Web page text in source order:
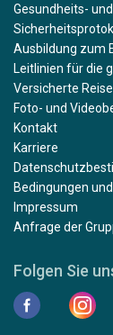
Gesundheits-
Ausbildung zum
Leitlinien für die
Versicherte
Foto- und
Kontakt
Karriere
Bedingungen
Impressum
Anfrage der
Folgen Sie